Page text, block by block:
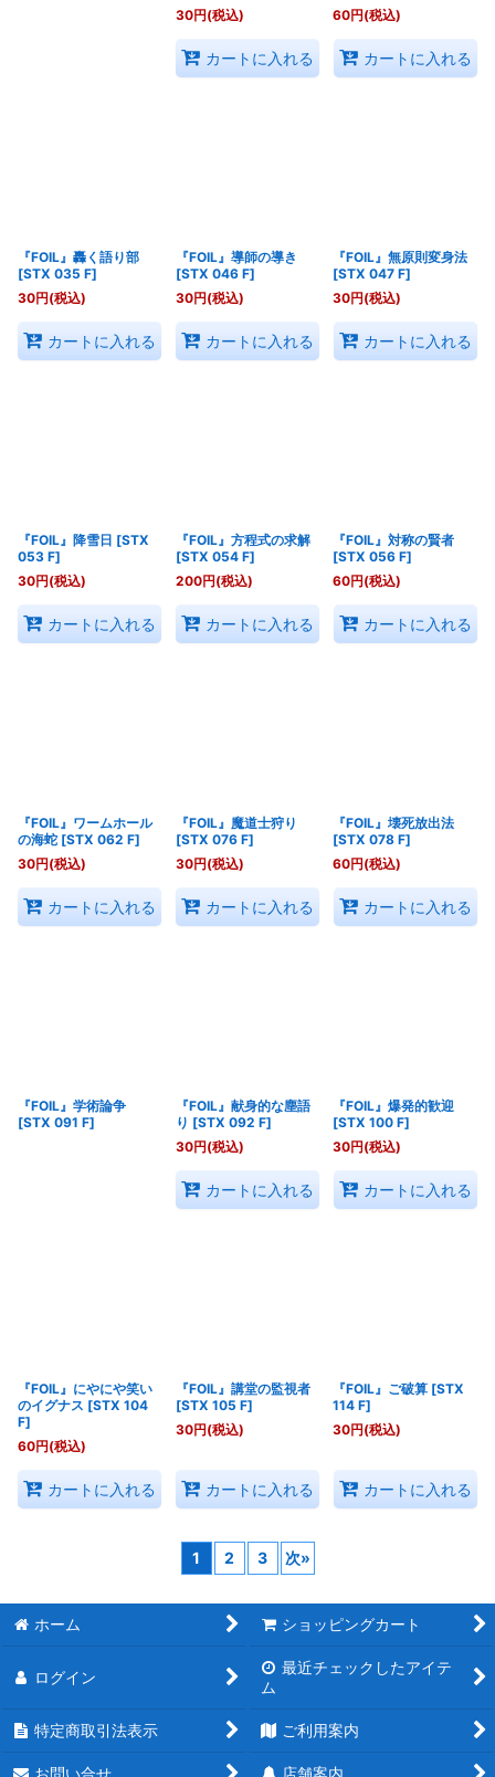
30円(税込)
カートに入れる
60円(税込)
カートに入れる
『FOIL』轟く語り部
[STX 035 F]
30円(税込)
カートに入れる
『FOIL』導師の導き
[STX 046 F]
30円(税込)
カートに入れる
『FOIL』無原則変身法
[STX 047 F]
30円(税込)
カートに入れる
『FOIL』降雪日 [STX
053 F]
30円(税込)
カートに入れる
『FOIL』方程式の求解
[STX 054 F]
200円(税込)
カートに入れる
『FOIL』対称の賢者
[STX 056 F]
60円(税込)
カートに入れる
『FOIL』ワームホール
の海蛇 [STX 062 F]
30円(税込)
カートに入れる
『FOIL』魔道士狩り
[STX 076 F]
30円(税込)
カートに入れる
『FOIL』壊死放出法
[STX 078 F]
60円(税込)
カートに入れる
『FOIL』学術論争
[STX 091 F]
『FOIL』献身的な塵語
り [STX 092 F]
30円(税込)
カートに入れる
『FOIL』爆発的歓迎
[STX 100 F]
30円(税込)
カートに入れる
『FOIL』にやにや笑い
のイグナス [STX 104
F]
60円(税込)
カートに入れる
『FOIL』講堂の監視者
[STX 105 F]
30円(税込)
カートに入れる
『FOIL』ご破算 [STX
114 F]
30円(税込)
カートに入れる
1 2 3 次»
ホーム ショッピングカート
ログイン
最近チェックしたアイテ
ム
特定商取引法表示 ご利用案内
お問い合せ 店舗案内